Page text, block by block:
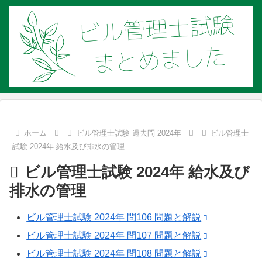
ホーム ビル管理士試験 過去問 2024年
ビル管理士
試験 2024年 給水及び排水の管理
ビル管理士試験 2024年 給水及び
排水の管理
ビル管理士試験 2024年 問106 問題と解説
ビル管理士試験 2024年 問107 問題と解説
ビル管理士試験 2024年 問108 問題と解説